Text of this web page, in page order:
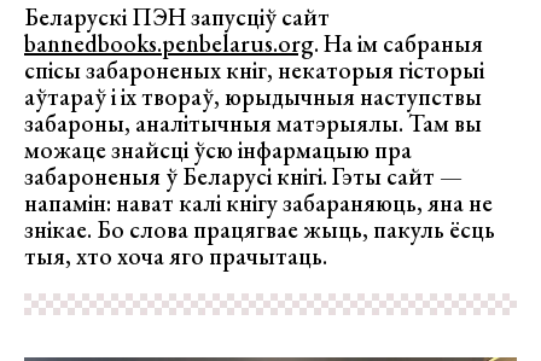
Беларускі ПЭН запусціў сайт
bannedbooks.penbelarus.org. На ім сабраныя
спісы забароненых кніг, некаторыя гісторыі
аўтараў і іх твораў, юрыдычныя наступствы
забароны, аналітычныя матэрыялы. Там вы
можаце знайсці ўсю інфармацыю пра
забароненыя ў Беларусі кнігі. Гэты сайт —
напамін: нават калі кнігу забараняюць, яна не
знікае. Бо слова працягвае жыць, пакуль ёсць
тыя, хто хоча яго прачытаць.